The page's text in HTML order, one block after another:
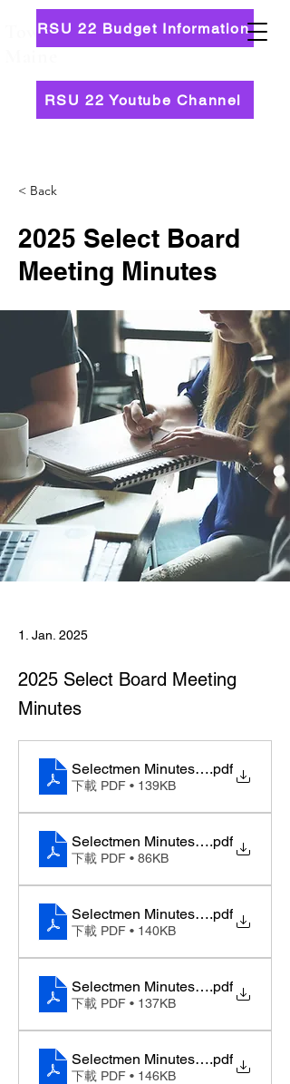
Town of Newburgh,
RSU 22 Budget Information
RSU 22 Youtube Channel
< Back
2025 Select Board
Meeting Minutes
1. Jan. 2025
2025 Select Board Meeting
Minutes
Selectmen Minutes 12-1-2025
.pdf
下載 PDF • 139KB
Selectmen Minutes 11-17-2025
.pdf
下載 PDF • 86KB
Selectmen Minutes 11-10-2025
.pdf
下載 PDF • 140KB
Selectmen Minutes 10-06-2025
.pdf
下載 PDF • 137KB
Selectmen Minutes 09-08-2025
.pdf
下載 PDF • 146KB